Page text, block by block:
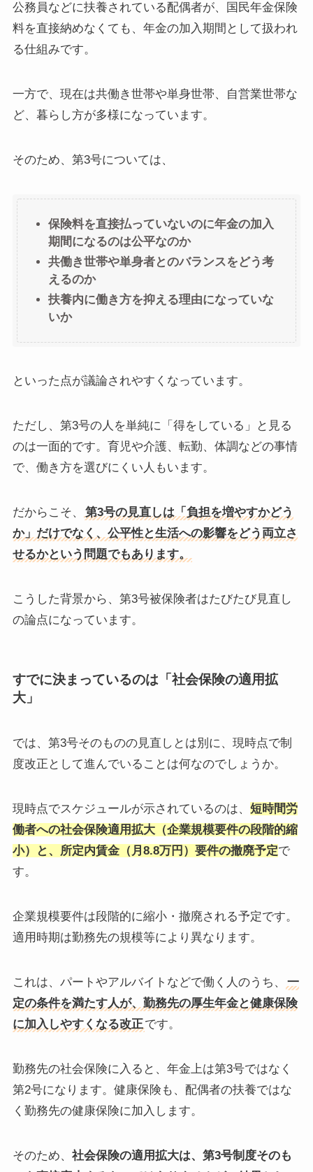
公務員などに扶養されている配偶者が、国民年金保険
料を直接納めなくても、年金の加入期間として扱われ
る仕組みです。
一方で、現在は共働き世帯や単身世帯、自営業世帯な
ど、暮らし方が多様になっています。
そのため、第3号については、
保険料を直接払っていないのに年金の加入
期間になるのは公平なのか
共働き世帯や単身者とのバランスをどう考
えるのか
扶養内に働き方を抑える理由になっていな
いか
といった点が議論されやすくなっています。
ただし、第3号の人を単純に「得をしている」と見る
のは一面的です。育児や介護、転勤、体調などの事情
で、働き方を選びにくい人もいます。
だからこそ、
第3号の見直しは「負担を増やすかどう
か」だけでなく、公平性と生活への影響をどう両立さ
せるかという問題でもあります。
こうした背景から、第3号被保険者はたびたび見直し
の論点になっています。
すでに決まっているのは「社会保険の適用拡
大」
では、第3号そのものの見直しとは別に、現時点で制
度改正として進んでいることは何なのでしょうか。
現時点でスケジュールが示されているのは、 短時間労
働者への社会保険適用拡大（企業規模要件の段階的縮
小）と、所定内賃金（月8.8万円）要件の撤廃予定で
す。
企業規模要件は段階的に縮小・撤廃される予定です。
適用時期は勤務先の規模等により異なります。
これは、パートやアルバイトなどで働く人のうち、
一
定の条件を満たす人が、勤務先の厚生年金と健康保険
に加入しやすくなる改正です。
勤務先の社会保険に入ると、年金上は第3号ではなく
第2号になります。健康保険も、配偶者の扶養ではな
く勤務先の健康保険に加入します。
そのため、 社会保険の適用拡大は、第3号制度そのも